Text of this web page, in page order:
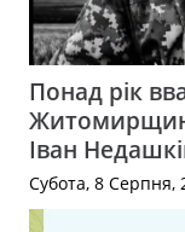
Понад рік
Іван
Субота, 8 Серпня,